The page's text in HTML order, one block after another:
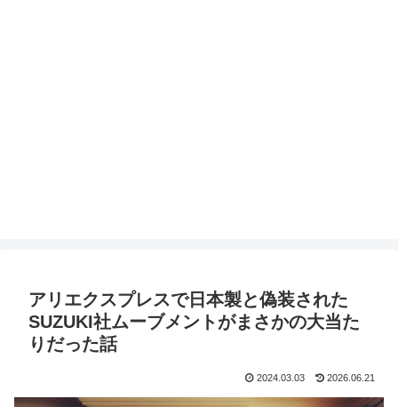
アリエクスプレスで日本製と偽装された
SUZUKI社ムーブメントがまさかの大当た
りだった話
2024.03.03 2026.06.21